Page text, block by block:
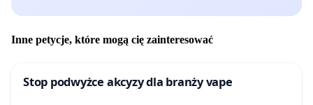
Inne petycje, które mogą cię zainteresować
Stop podwyżce akcyzy dla branży vape